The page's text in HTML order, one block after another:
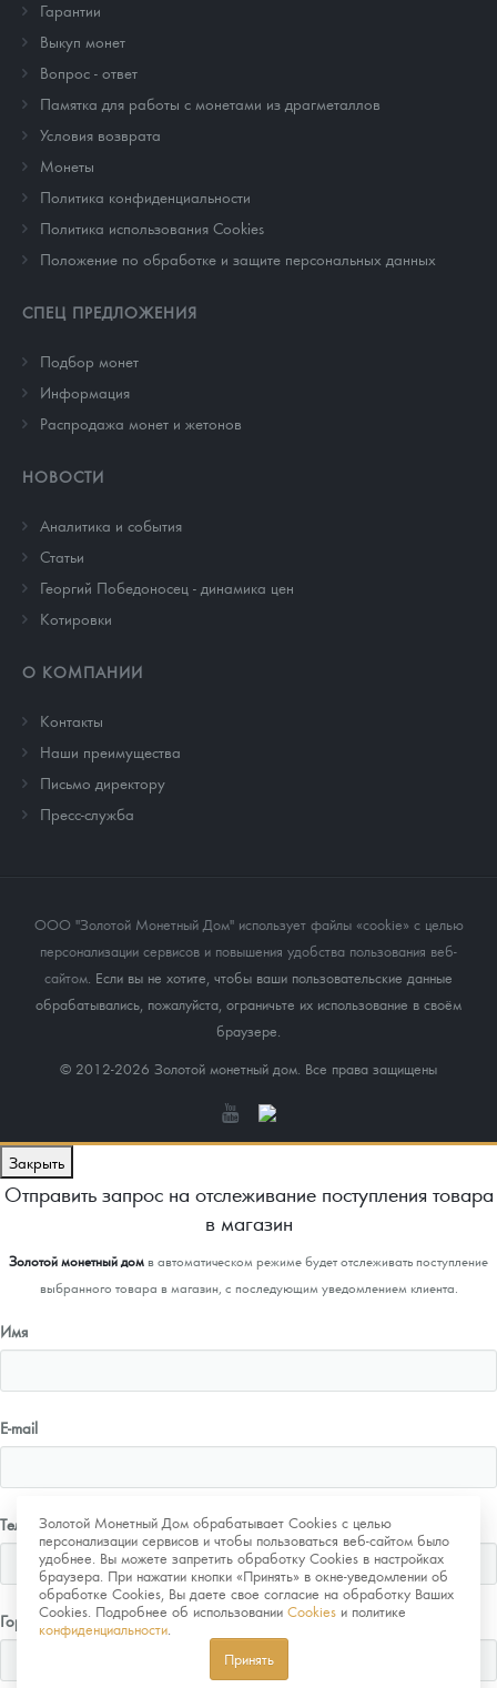
Гарантии
Выкуп монет
Вопрос - ответ
Памятка для работы с монетами из драгметаллов
Условия возврата
Монеты
Политика конфиденциальности
Политика использования Cookies
Положение по обработке и защите персональных данных
СПЕЦ ПРЕДЛОЖЕНИЯ
Подбор монет
Информация
Распродажа монет и жетонов
НОВОСТИ
Аналитика и события
Cтатьи
Георгий Победоносец - динамика цен
Котировки
О КОМПАНИИ
Контакты
Наши преимущества
Письмо директору
Пресс-служба
ООО "Золотой Монетный Дом" использует файлы «cookie» с целью
персонализации сервисов и повышения удобства пользования веб-
сайтом. Если вы не хотите, чтобы ваши пользовательские данные
обрабатывались, пожалуйста, ограничьте их использование в своём
браузере.
© 2012-2026 Золотой монетный дом. Все права защищены
Золотой Монетный Дом обрабатывает Cookies с целью
персонализации сервисов и чтобы пользоваться веб-сайтом было
удобнее. Вы можете запретить обработку Cookies в настройках
браузера. При нажатии кнопки «Принять» в окне-уведомлении об
обработке Cookies, Вы даете свое согласие на обработку Ваших
Cookies. Подробнее об использовании Cookies и политике
конфиденциальности
Принять
Закрыть
Отправить запрос на отслеживание поступления товара
в магазин
Золотой монетный домв автоматическом режиме будет отслеживать поступление
выбранного товара в магазин, с последующим уведомлением клиента.
Имя
E-mail
Телефон
Город